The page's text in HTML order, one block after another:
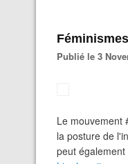
Publié le 3
Le mouvement
la posture de
peut